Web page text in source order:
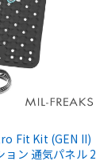
Fit Kit (GEN II)
ョン 通気パネル 2